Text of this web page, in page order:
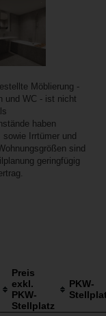
Möblierung -
und WC - ist nicht
haben
Irrtümer und
sind
geringfügig
Preis
exkl.
PKW-
Stellplatz
PKW-